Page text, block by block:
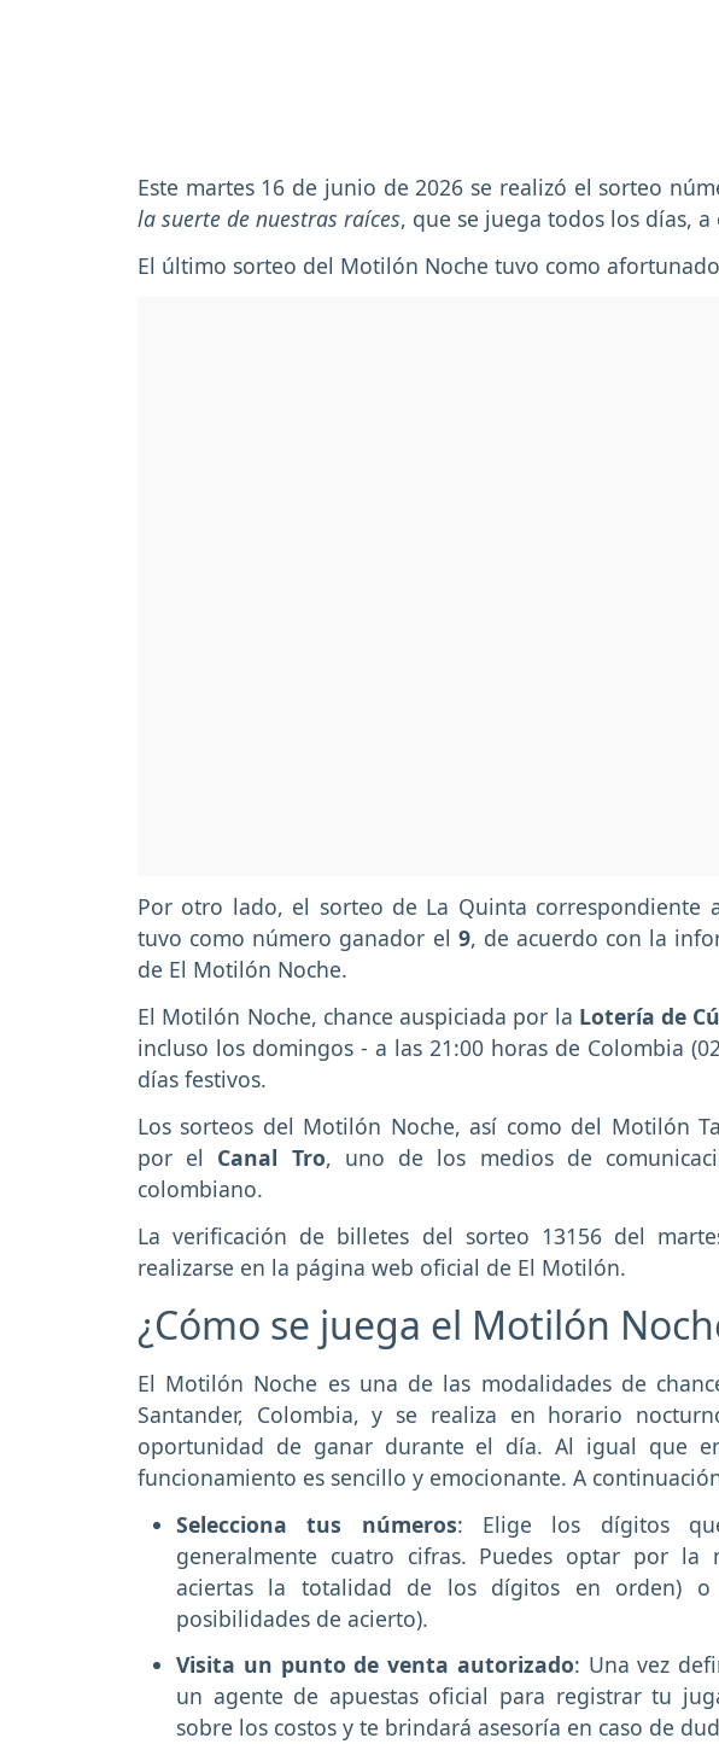
Este martes 16 de junio de 2026 se realizó el sorteo
la suerte de nuestras raíces, que se juega todos los días,
El último sorteo del Motilón Noche tuvo como
Por otro lado, el sorteo de La Quinta correspondiente
tuvo como número ganador el 9, de acuerdo con la
de El Motilón Noche.
El Motilón Noche, chance auspiciada por la Lotería de
incluso los domingos - a las 21:00 horas de Colombia
días festivos.
Los sorteos del Motilón Noche, así como del Motilón
por el Canal Tro, uno de los medios de
colombiano.
La verificación de billetes del sorteo 13156 del
realizarse en la página web oficial de El Motilón.
¿Cómo se juega el Motilón
El Motilón Noche es una de las modalidades de
Santander, Colombia, y se realiza en horario
oportunidad de ganar durante el día. Al igual que
funcionamiento es sencillo y emocionante. A
Selecciona tus números: Elige los dígitos
generalmente cuatro cifras. Puedes optar por la
aciertas la totalidad de los dígitos en orden) o
posibilidades de acierto).
Visita un punto de venta autorizado: Una vez
un agente de apuestas oficial para registrar tu
sobre los costos y te brindará asesoría en caso de